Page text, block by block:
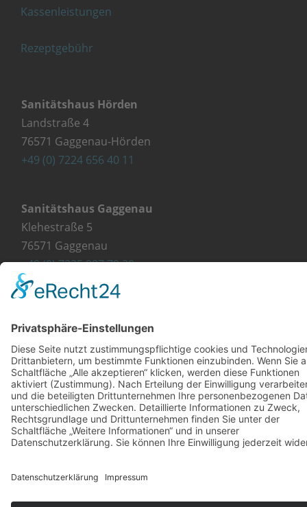
Kassenleistungen
Rezeptgebühr
Sanitätshaus Hörden
Landstraße 4
76571 Gaggenau-Hörden
+49 (0) 7224 656 40 11
Sanitätshaus Gaggenau
Klehestraße 5
76571 Gaggenau
+49 (0) 7225 987 79 30
© Copyright 2023 - Orthopädie Wurst
Kontakt Impressum Datenschutzerklärung
Diese Website ist mit viel ❤ von werbekueche.com